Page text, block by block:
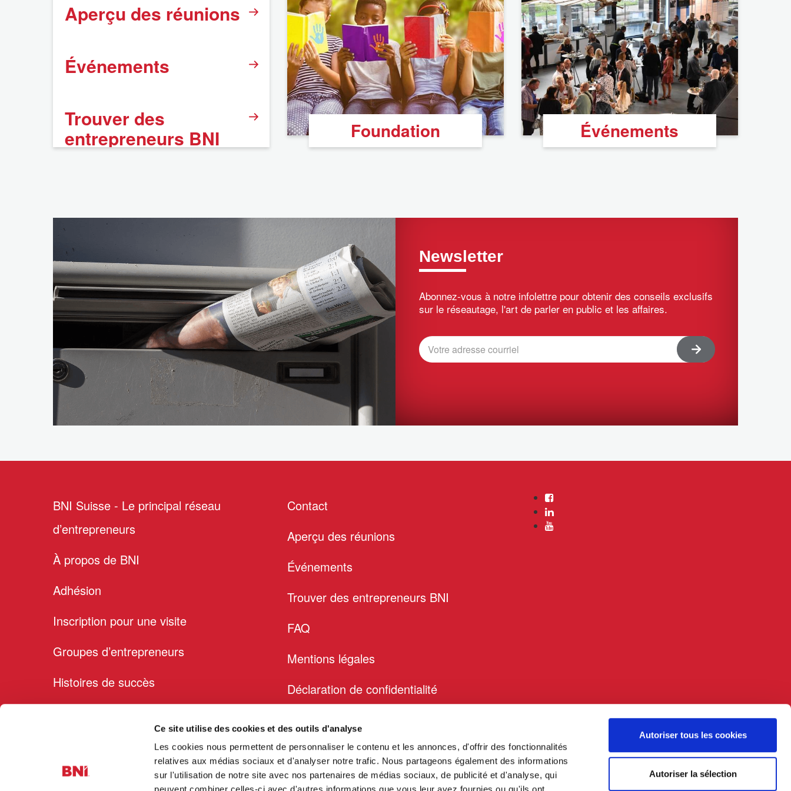
Ce site utilise des cookies et des outils d'analyse
Les cookies nous permettent de personnaliser le contenu et les annonces, d'offrir des fonctionnalités
relatives aux médias sociaux et d'analyser notre trafic. Nous partageons également des informations
sur l'utilisation de notre site avec nos partenaires de médias sociaux, de publicité et d'analyse, qui
Autoriser tous les cookies
Autoriser la sélection
Aperçu des réunions
Événements
Trouver des
entrepreneurs BNI
Mentions légales
Déclaration de
confidentialité
Foundation Événements
Newsletter
Abonnez-vous à notre infolettre pour obtenir des conseils exclusifs
sur le réseautage, l'art de parler en public et les affaires.
BNI Suisse - Le principal réseau
d’entrepreneurs
À propos de BNI
Adhésion
Inscription pour une visite
Groupes d’entrepreneurs
Histoires de succès
Cookie Declaration
Contact
Aperçu des réunions
Événements
Trouver des entrepreneurs BNI
FAQ
Mentions légales
Déclaration de confidentialité